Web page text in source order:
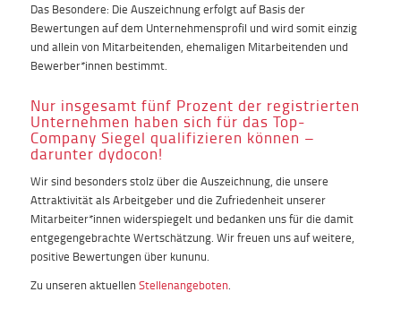
Das Besondere: Die Auszeichnung erfolgt auf Basis der
Bewertungen auf dem Unternehmensprofil und wird somit einzig
und allein von Mitarbeitenden, ehemaligen Mitarbeitenden und
Bewerber*innen bestimmt.
Nur insgesamt fünf Prozent der registrierten
Unternehmen haben sich für das Top-
Company Siegel qualifizieren können –
darunter dydocon!
Wir sind besonders stolz über die Auszeichnung, die unsere
Attraktivität als Arbeitgeber und die Zufriedenheit unserer
Mitarbeiter*innen widerspiegelt und bedanken uns für die damit
entgegengebrachte Wertschätzung. Wir freuen uns auf weitere,
positive Bewertungen über kununu.
Zu unseren aktuellen Stellenangeboten.